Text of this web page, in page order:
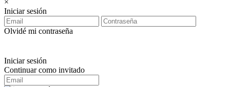
×
Iniciar sesión
Olvidé mi contraseña
Iniciar sesión
Continuar como invitado